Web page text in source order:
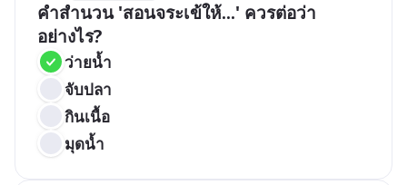
คำสำนวน 'สอนจระเข้ให้...' ควรต่อว่า
อย่างไร?
ว่ายน้ำ
จับปลา
กินเนื้อ
มุดน้ำ